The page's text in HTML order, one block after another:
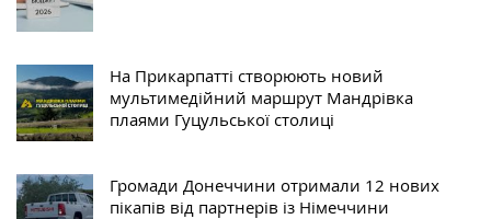
На Прикарпатті створюють новий
мультимедійний маршрут Мандрівка
плаями Гуцульської столиці
Громади Донеччини отримали 12 нових
пікапів від партнерів із Німеччини